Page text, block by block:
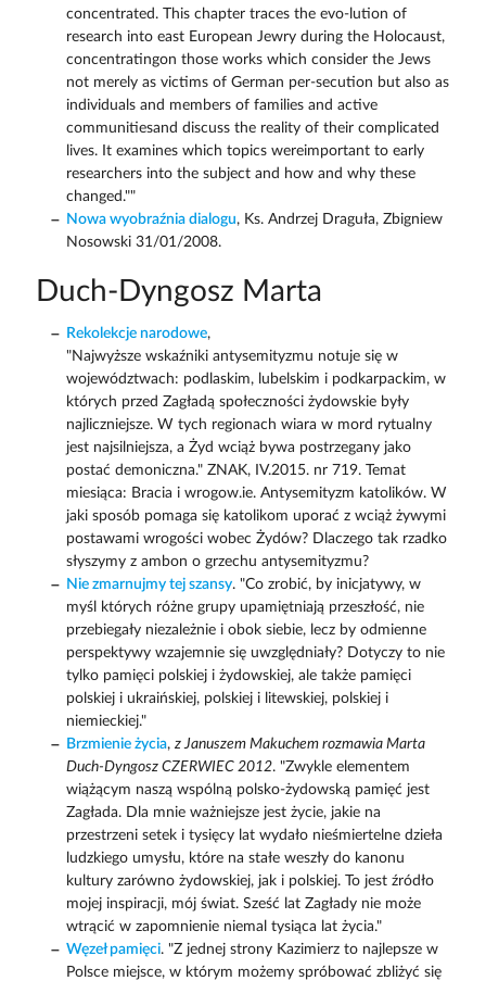
concentrated. This chapter traces the evo-lution of
research into east European Jewry during the Holocaust,
concentratingon those works which consider the Jews
not merely as victims of German per-secution but also as
individuals and members of families and active
communitiesand discuss the reality of their complicated
lives. It examines which topics wereimportant to early
researchers into the subject and how and why these
changed.""
Nowa wyobraźnia dialogu, Ks. Andrzej Draguła, Zbigniew
Nosowski 31/01/2008.
Duch-Dyngosz Marta
Rekolekcje narodowe,
"Najwyższe wskaźniki antysemityzmu notuje się w
województwach: podlaskim, lubelskim i podkarpackim, w
których przed Zagładą społeczności żydowskie były
najliczniejsze. W tych regionach wiara w mord rytualny
jest najsilniejsza, a Żyd wciąż bywa postrzegany jako
postać demoniczna." ZNAK, IV.2015. nr 719. Temat
miesiąca: Bracia i wrogow.ie. Antysemityzm katolików. W
jaki sposób pomaga się katolikom uporać z wciąż żywymi
postawami wrogości wobec Żydów? Dlaczego tak rzadko
słyszymy z ambon o grzechu antysemityzmu?
Nie zmarnujmy tej szansy. "Co zrobić, by inicjatywy, w
myśl których różne grupy upamiętniają przeszłość, nie
przebiegały niezależnie i obok siebie, lecz by odmienne
perspektywy wzajemnie się uwzględniały? Dotyczy to nie
tylko pamięci polskiej i żydowskiej, ale także pamięci
polskiej i ukraińskiej, polskiej i litewskiej, polskiej i
niemieckiej."
Brzmienie życia, z Januszem Makuchem rozmawia Marta
Duch-Dyngosz CZERWIEC 2012. "Zwykle elementem
wiążącym naszą wspólną polsko-żydowską pamięć jest
Zagłada. Dla mnie ważniejsze jest życie, jakie na
przestrzeni setek i tysięcy lat wydało nieśmiertelne dzieła
ludzkiego umysłu, które na stałe weszły do kanonu
kultury zarówno żydowskiej, jak i polskiej. To jest źródło
mojej inspiracji, mój świat. Sześć lat Zagłady nie może
wtrącić w zapomnienie niemal tysiąca lat życia."
Węzeł pamięci. "Z jednej strony Kazimierz to najlepsze w
Polsce miejsce, w którym możemy spróbować zbliżyć się